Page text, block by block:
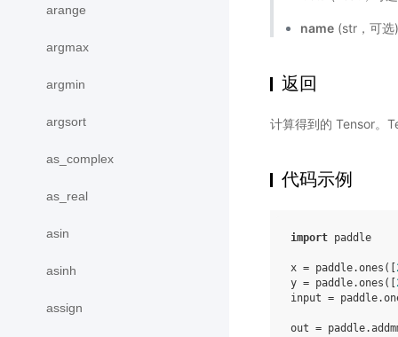
arange
argmax
argmin
argsort
as_complex
as_real
asin
asinh
assign
name (str，可
返回
计算得到的 Tensor。
代码示例
import paddle
x = paddle.ones ([
y = paddle.ones ([
input = paddle.
out = paddle.